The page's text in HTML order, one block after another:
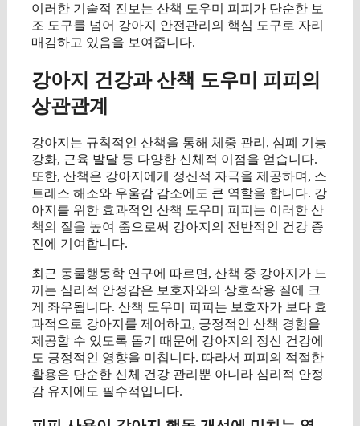
이러한 기술적 진보는 산책 도우미 피피가 단순한 보
조 도구를 넘어 강아지 안전관리의 핵심 도구로 자리
매김하고 있음을 보여줍니다.
강아지 건강과 산책 도우미 피피의
상관관계
강아지는 규칙적인 산책을 통해 체중 관리, 심폐 기능
강화, 근육 발달 등 다양한 신체적 이점을 얻습니다.
또한, 산책은 강아지에게 정신적 자극을 제공하며, 스
트레스 해소와 우울감 감소에도 큰 역할을 합니다. 강
아지를 위한 효과적인 산책 도우미 피피는 이러한 산
책의 질을 높여 줌으로써 강아지의 전반적인 건강 증
진에 기여합니다.
최근 동물행동학 연구에 따르면, 산책 중 강아지가 느
끼는 심리적 안정감은 보호자와의 상호작용 질에 크
게 좌우됩니다. 산책 도우미 피피는 보호자가 보다 효
과적으로 강아지를 제어하고, 긍정적인 산책 경험을
제공할 수 있도록 돕기 때문에 강아지의 정신 건강에
도 긍정적인 영향을 미칩니다. 따라서 피피의 적절한
활용은 단순한 신체 건강 관리뿐 아니라 심리적 안정
감 유지에도 필수적입니다.